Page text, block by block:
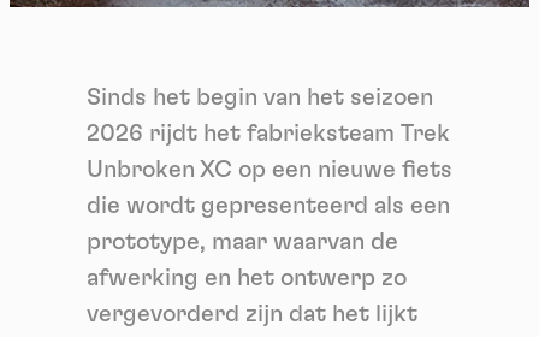
Sinds het begin van het seizoen
2026 rijdt het fabrieksteam Trek
Unbroken XC op een nieuwe fiets
die wordt gepresenteerd als een
prototype, maar waarvan de
afwerking en het ontwerp zo
vergevorderd zijn dat het lijkt